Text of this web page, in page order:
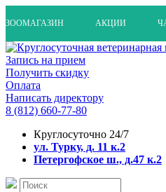
ЗООМАГАЗИН АКЦИИ
Запись на прием
Получить скидку
Оплата
Написать директору
8 (812) 660-77-80
Круглосуточно 24/7
ул. Турку, д. 11 к.2
Петергофское ш., д.47 к.2